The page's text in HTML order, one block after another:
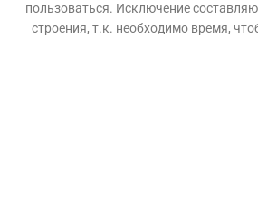
пользоваться. Исключение
строения, т.к. необходимо время,